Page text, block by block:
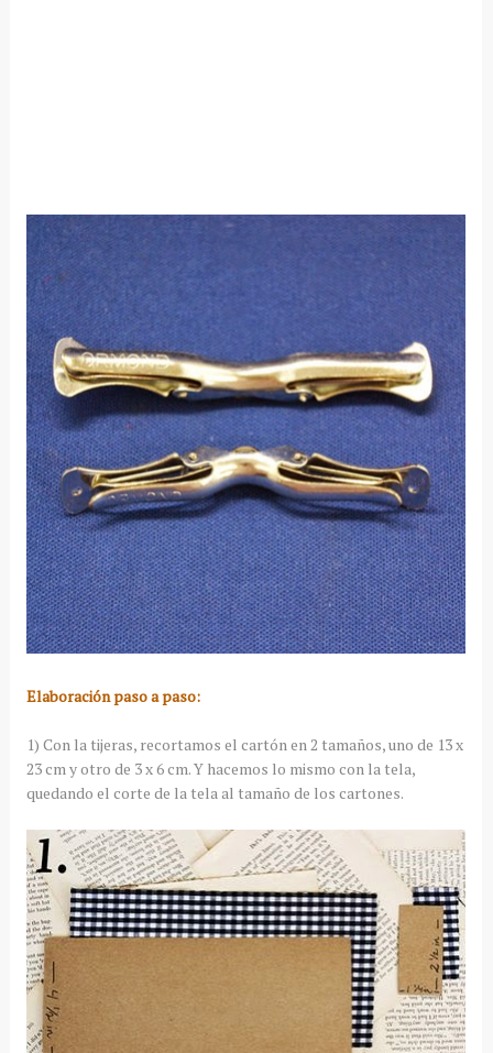
Elaboración paso a paso:
1) Con la tijeras, recortamos el cartón en 2 tamaños, uno de 13 x
23 cm y otro de 3 x 6 cm. Y hacemos lo mismo con la tela,
quedando el corte de la tela al tamaño de los cartones.